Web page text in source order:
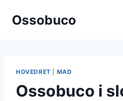
Ossobuco
HOVEDRET MAD
Ossobuco i